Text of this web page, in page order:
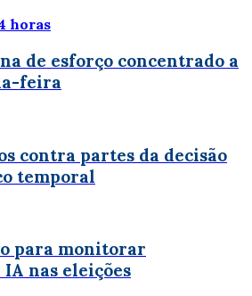
horas
de esforço concentrado a
feira
contra partes da decisão
temporal
para monitorar
nas eleições